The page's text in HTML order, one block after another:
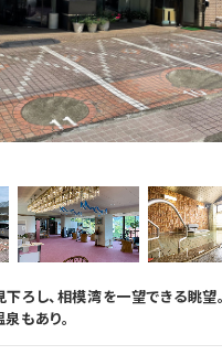
ろし、相模湾を一望できる眺望
もあり。